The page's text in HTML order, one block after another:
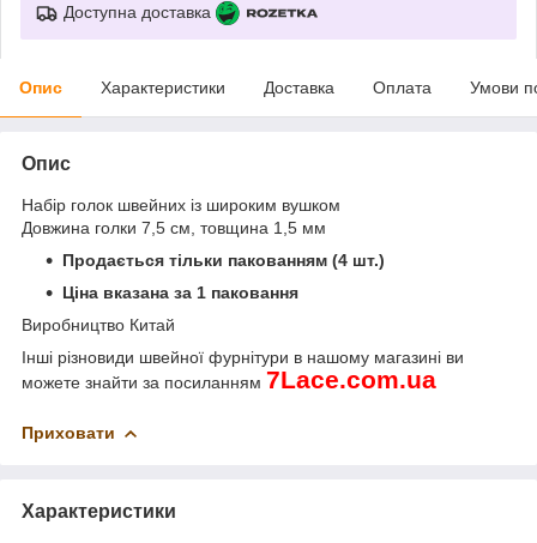
Доступна доставка
Опис Характеристики Доставка Оплата Умови
Опис
Набір голок швейних із широким вушком
Довжина голки 7,5 см, товщина 1,5 мм
Продається тільки пакованням (4 шт.)
Ціна вказана за 1 паковання
Виробництво Китай
Інші різновиди швейної фурнітури в нашому магазині ви
можете знайти за посиланням 7Lace.com.ua
Приховати
Характеристики